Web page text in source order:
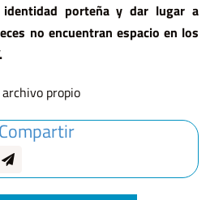
porteña y dar lugar a
no encuentran espacio en los
propio
Compartir